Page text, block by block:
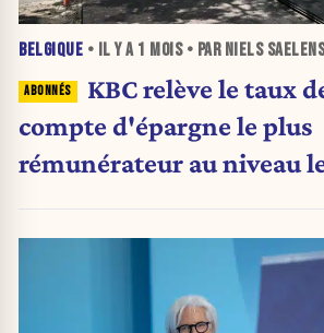
BELGIQUE • IL Y A 1 MOIS• PAR NIELS SAELENS
KBC relève le taux
compte d'épargne le plus
rémunérateur au niveau